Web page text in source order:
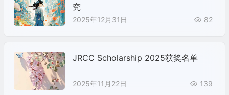
究
2025年12月31日 82
JRCC Scholarship 2025获奖名单
2025年11月22日 139